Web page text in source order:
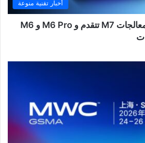
أخبار تقنية منوعة
آبل تُغيّر خططها.. معالجات M7 تتقدم و M6 Pro و M6